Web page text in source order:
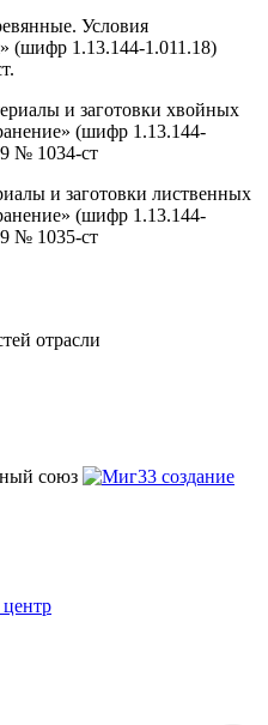
Условия
(шифр 1.13.144-1.011.18)
и заготовки хвойных
(шифр 1.13.144-
№ 1034-ст
и заготовки лиственных
(шифр 1.13.144-
№ 1035-ст
отрасли
союз
создание